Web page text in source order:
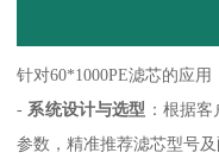
针对60*1000PE滤芯的应
- 系统设计与选型 ：根据
参数，精准推荐滤芯型号及